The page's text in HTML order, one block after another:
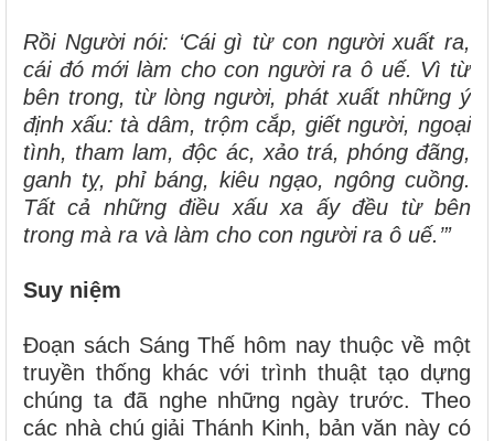
Rồi Người nói: ‘Cái gì từ con người xuất ra,
cái đó mới làm cho con người ra ô uế. Vì từ
bên trong, từ lòng người, phát xuất những ý
định xấu: tà dâm, trộm cắp, giết người, ngoại
tình, tham lam, độc ác, xảo trá, phóng đãng,
ganh tỵ, phỉ báng, kiêu ngạo, ngông cuồng.
Tất cả những điều xấu xa ấy đều từ bên
trong mà ra và làm cho con người ra ô uế.’”
Suy niệm
Đoạn sách Sáng Thế hôm nay thuộc về một
truyền thống khác với trình thuật tạo dựng
chúng ta đã nghe những ngày trước. Theo
các nhà chú giải Thánh Kinh, bản văn này có